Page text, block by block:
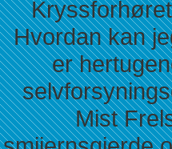
Hvordan kan
er
Mist